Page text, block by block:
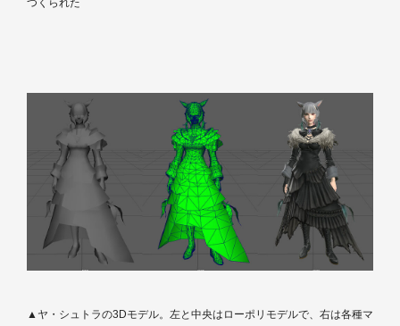
つくられた
▲ヤ・シュトラの3Dモデル。左と中央はローポリモデルで、右は各種マ